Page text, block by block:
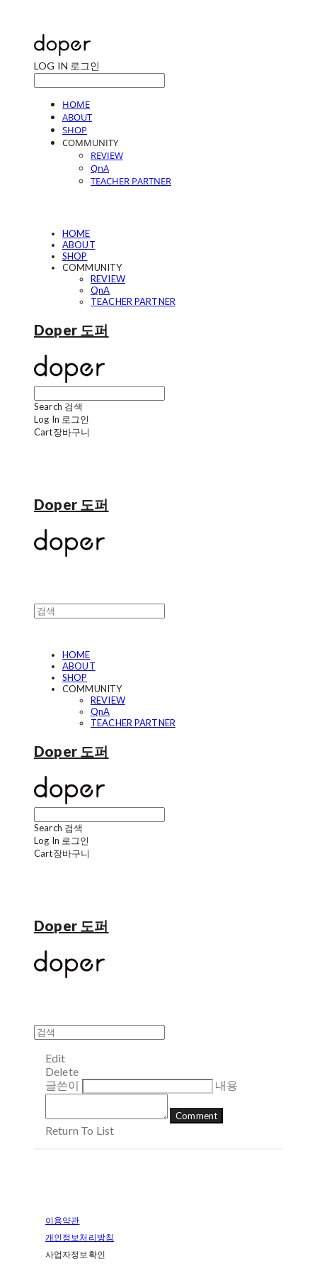
LOG IN 로그인
HOME
ABOUT
SHOP
COMMUNITY
REVIEW
QnA
TEACHER PARTNER
HOME
ABOUT
SHOP
COMMUNITY
REVIEW
QnA
TEACHER PARTNER
Doper 도퍼
Search 검색
Log In 로그인
Cart장바구니
Doper 도퍼
HOME
ABOUT
SHOP
COMMUNITY
REVIEW
QnA
TEACHER PARTNER
Doper 도퍼
Search 검색
Log In 로그인
Cart장바구니
Doper 도퍼
Edit
Delete
글쓴이
내용
Comment
Return To List
이용약관
개인정보처리방침
사업자정보확인